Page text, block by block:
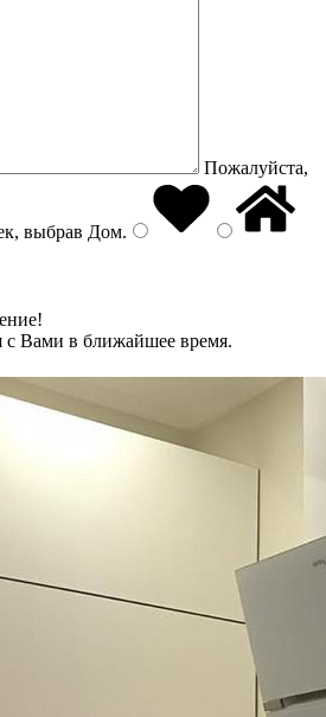
Пожалуйста,
выбрав Дом.
Вами в ближайшее время.